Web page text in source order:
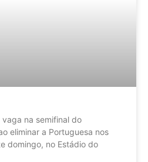
na semifinal do
eliminar a Portuguesa nos
domingo, no Estádio do